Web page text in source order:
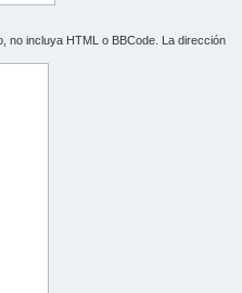
no incluya HTML o BBCode. La dirección